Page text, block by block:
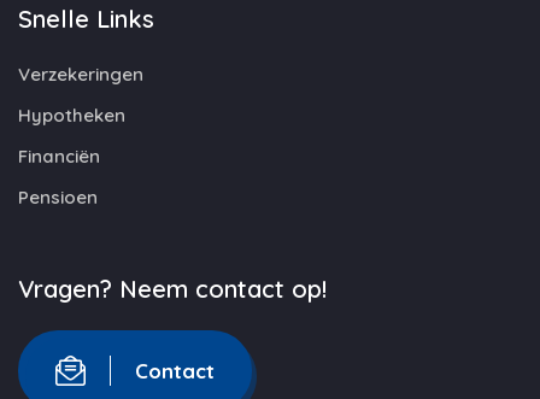
Snelle Links
Verzekeringen
Hypotheken
Financiën
Pensioen
Vragen? Neem contact op!
Contact